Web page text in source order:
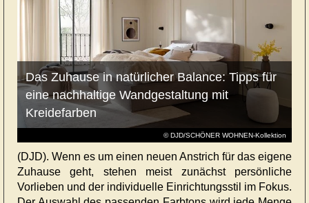
© DJD/SCHÖNER WOHNEN-Kollektion
Das Zuhause in natürlicher Balance: Tipps für
eine nachhaltige Wandgestaltung mit
Kreidefarben
(DJD). Wenn es um einen neuen Anstrich für das eigene
Zuhause geht, stehen meist zunächst persönliche
Vorlieben und der individuelle Einrichtungsstil im Fokus.